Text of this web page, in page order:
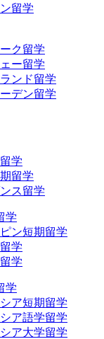
留学
ク留学
ー留学
ンド留学
デン留学
学
留学
ス留学
学
ン短期留学
学
学
学
ア短期留学
ア語学留学
ア大学留学